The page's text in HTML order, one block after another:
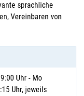
sprachliche
Vereinbaren von
Uhr - Mo
Uhr, jeweils